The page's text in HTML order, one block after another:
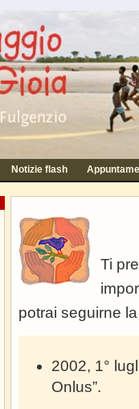
Notizie flash
Ti
potrai seguirne
2002, 1°
Onlus”.